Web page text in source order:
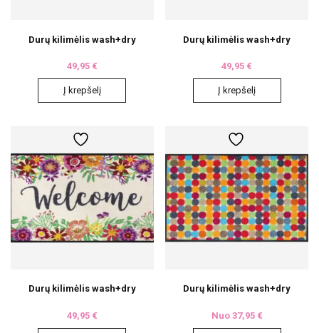
Durų kilimėlis wash+dry
49,95 €
Į krepšelį
Durų kilimėlis wash+dry
49,95 €
Į krepšelį
Durų kilimėlis wash+dry
49,95 €
Durų kilimėlis wash+dry
Nuo 37,95 €